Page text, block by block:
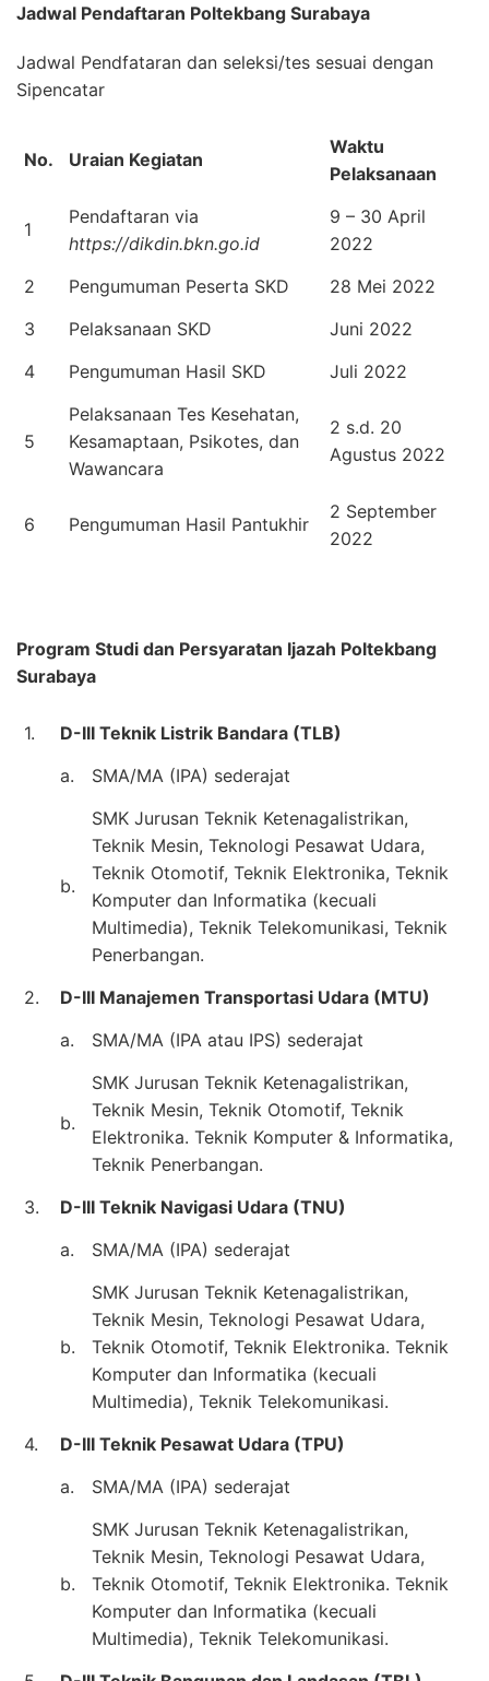
Jadwal Pendaftaran Poltekbang Surabaya
Jadwal Pendfataran dan seleksi/tes sesuai dengan
Sipencatar
No. Uraian Kegiatan
Waktu
Pelaksanaan
1
Pendaftaran via
https://dikdin.bkn.go.id
9 – 30 April
2022
2
Pengumuman Peserta SKD
28 Mei 2022
3
Pelaksanaan SKD
Juni 2022
4
Pengumuman Hasil SKD Juli 2022
5
Pelaksanaan Tes Kesehatan,
Kesamaptaan, Psikotes, dan
Wawancara
2 s.d. 20
Agustus 2022
6 Pengumuman Hasil Pantukhir
2 September
2022
Program Studi dan Persyaratan Ijazah Poltekbang
Surabaya
1.
D-III Teknik Listrik Bandara (TLB)
a.
SMA/MA (IPA) sederajat
b.
SMK Jurusan Teknik Ketenagalistrikan,
Teknik Mesin, Teknologi Pesawat Udara,
Teknik Otomotif, Teknik Elektronika, Teknik
Komputer dan Informatika (kecuali
Multimedia), Teknik Telekomunikasi, Teknik
Penerbangan.
2.
D-III Manajemen Transportasi Udara (MTU)
a.
SMA/MA (IPA atau IPS) sederajat
b.
SMK Jurusan Teknik Ketenagalistrikan,
Teknik Mesin, Teknik Otomotif, Teknik
Elektronika. Teknik Komputer & Informatika,
Teknik Penerbangan.
3.
D-III Teknik Navigasi Udara (TNU)
a.
SMA/MA (IPA) sederajat
b.
SMK Jurusan Teknik Ketenagalistrikan,
Teknik Mesin, Teknologi Pesawat Udara,
Teknik Otomotif, Teknik Elektronika. Teknik
Komputer dan Informatika (kecuali
Multimedia), Teknik Telekomunikasi.
4.
D-III Teknik Pesawat Udara (TPU)
a.
SMA/MA (IPA) sederajat
b.
SMK Jurusan Teknik Ketenagalistrikan,
Teknik Mesin, Teknologi Pesawat Udara,
Teknik Otomotif, Teknik Elektronika. Teknik
Komputer dan Informatika (kecuali
Multimedia), Teknik Telekomunikasi.